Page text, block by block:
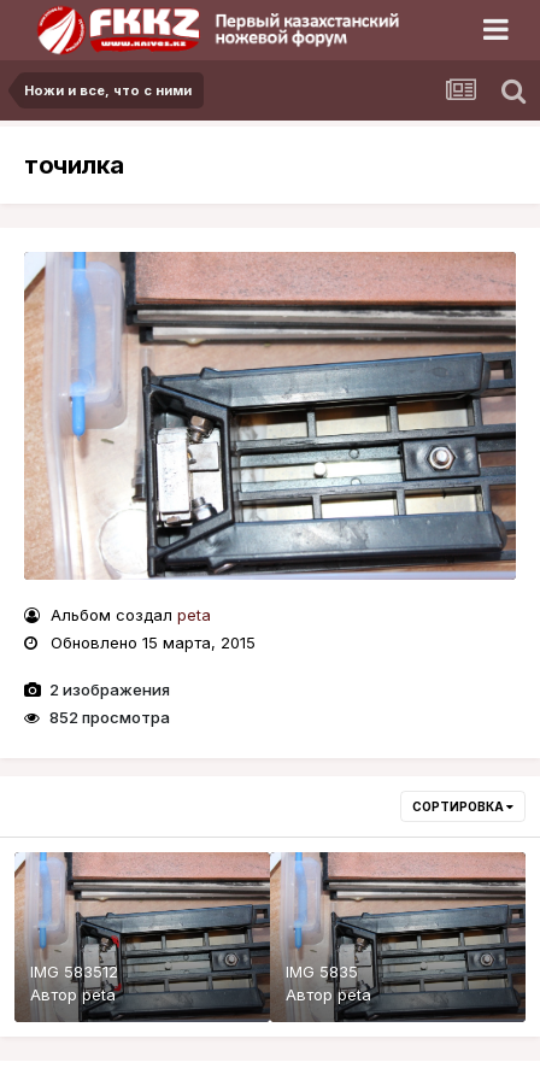
Ножи и все, что с ними
точилка
Альбом создалpeta
Обновлено15 марта, 2015
2 изображения
852 просмотра
СОРТИРОВКА
IMG 583512
Авторpeta
IMG 5835
Авторpeta